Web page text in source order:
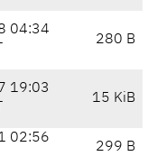
04:34
280 B
19:03
15 KiB
02:56
299 B